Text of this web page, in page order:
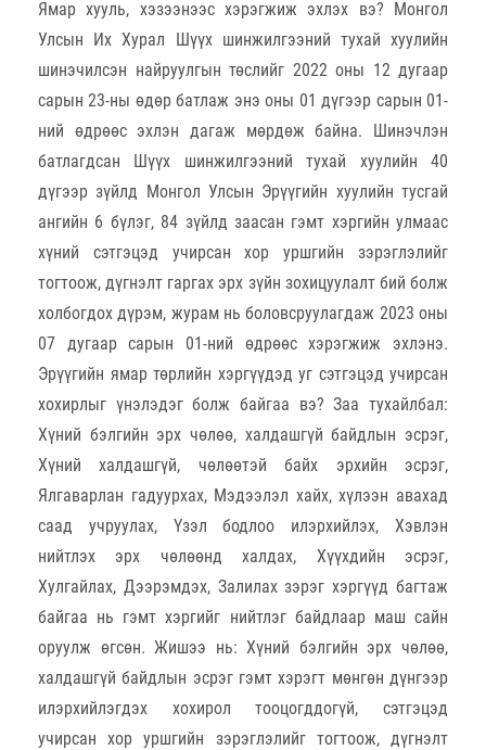
Ямар хууль, хэзээнээс хэрэгжиж эхлэх вэ? Монгол
Улсын Их Хурал Шүүх шинжилгээний тухай хуулийн
шинэчилсэн найруулгын төслийг 2022 оны 12 дугаар
сарын 23-ны өдөр батлаж энэ оны 01 дүгээр сарын 01-
ний өдрөөс эхлэн дагаж мөрдөж байна. Шинэчлэн
батлагдсан Шүүх шинжилгээний тухай хуулийн 40
дүгээр зүйлд Монгол Улсын Эрүүгийн хуулийн тусгай
ангийн 6 бүлэг, 84 зүйлд заасан гэмт хэргийн улмаас
хүний сэтгэцэд учирсан хор уршгийн зэрэглэлийг
тогтоож, дүгнэлт гаргах эрх зүйн зохицуулалт бий болж
холбогдох дүрэм, журам нь боловсруулагдаж 2023 оны
07 дугаар сарын 01-ний өдрөөс хэрэгжиж эхлэнэ.
Эрүүгийн ямар төрлийн хэргүүдэд уг сэтгэцэд учирсан
хохирлыг үнэлэдэг болж байгаа вэ? Заа тухайлбал:
Хүний бэлгийн эрх чөлөө, халдашгүй байдлын эсрэг,
Хүний халдашгүй, чөлөөтэй байх эрхийн эсрэг,
Ялгаварлан гадуурхах, Мэдээлэл хайх, хүлээн авахад
саад учруулах, Үзэл бодлоо илэрхийлэх, Хэвлэн
нийтлэх эрх чөлөөнд халдах, Хүүхдийн эсрэг,
Хулгайлах, Дээрэмдэх, Залилах зэрэг хэргүүд багтаж
байгаа нь гэмт хэргийг нийтлэг байдлаар маш сайн
оруулж өгсөн. Жишээ нь: Хүний бэлгийн эрх чөлөө,
халдашгүй байдлын эсрэг гэмт хэрэгт мөнгөн дүнгээр
илэрхийлэгдэх хохирол тооцогддогүй, сэтгэцэд
учирсан хор уршгийн зэрэглэлийг тогтоож, дүгнэлт